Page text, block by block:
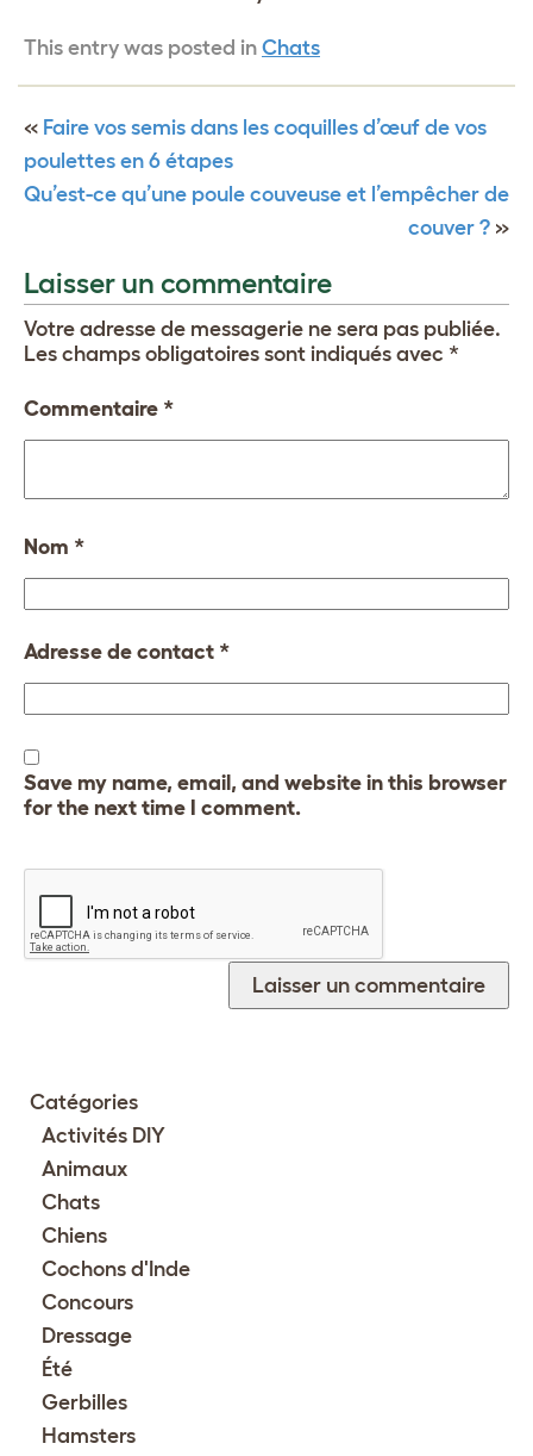
This entry was posted in Chats
« Faire vos semis dans les coquilles d’œuf de vos
poulettes en 6 étapes
Qu’est-ce qu’une poule couveuse et l’empêcher de
couver ? »
Laisser un commentaire
Votre adresse de messagerie ne sera pas publiée.
Les champs obligatoires sont indiqués avec *
Commentaire *
Nom *
Adresse de contact *
Save my name, email, and website in this browser
for the next time I comment.
Catégories
Activités DIY
Animaux
Chats
Chiens
Cochons d'Inde
Concours
Dressage
Été
Gerbilles
Hamsters